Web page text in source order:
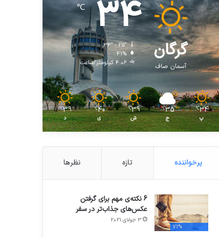
گرگان
آسمان صاف
34
℃
34º - 25º
41%
4.06 کیلومتر/ساعت
34
℃
پ
35
℃
ج
39
℃
ش
40
℃
ی
39
℃
د
پرخواننده تازه نظرها
71%
6 نکته‌ی مهم برای گرفتن
عکس‌های جذاب‌تر در سفر
3 جولای 2021